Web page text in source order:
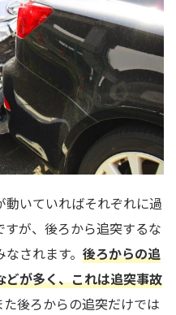
いていればそれぞれに過
が、後ろから追突するな
されます。 後ろからの追
が多く、これは追突事故
た後ろからの追突だけでは